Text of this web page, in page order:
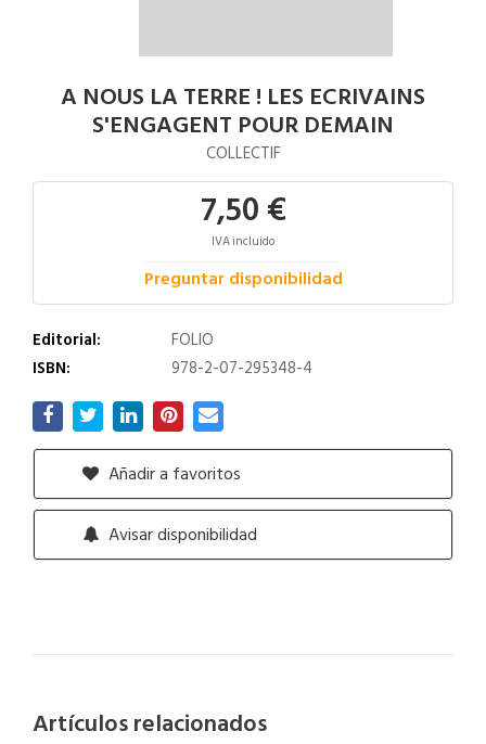
A NOUS LA TERRE ! LES ECRIVAINS
S'ENGAGENT POUR DEMAIN
COLLECTIF
7,50 €
IVA incluido
Preguntar disponibilidad
Editorial:
FOLIO
ISBN:
978-2-07-295348-4
Añadir a favoritos
Avisar disponibilidad
Artículos relacionados